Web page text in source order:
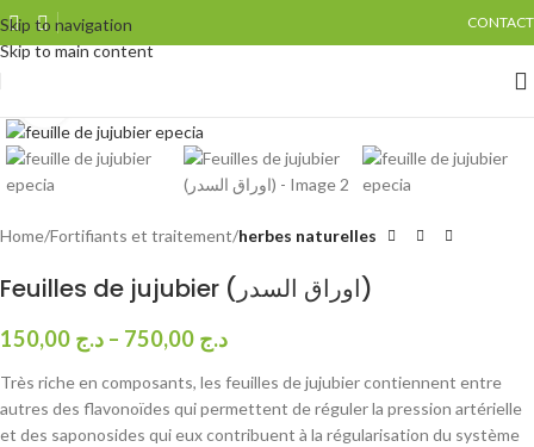
Skip to navigation
Skip to main content
CONTACT
Home Fortifiants et traitement herbes naturelles
Feuilles de jujubier (اوراق السدر)
د.ج – د.ج
Très riche en composants, les feuilles de jujubier contiennent entre
autres des flavonoïdes qui permettent de réguler la pression artérielle
et des saponosides qui eux contribuent à la régularisation du système